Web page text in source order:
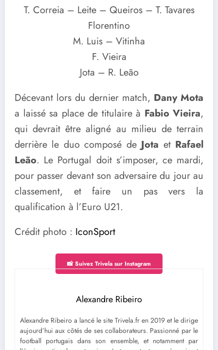
T. Correia – Leite – Queiros – T. Tavares
Florentino
M. Luis – Vitinha
F. Vieira
Jota – R. Leão
Décevant lors du dernier match, Dany Mota
a laissé sa place de titulaire à Fabio Vieira,
qui devrait être aligné au milieu de terrain
derrière le duo composé de Jota et Rafael
Leão. Le Portugal doit s’imposer, ce mardi,
pour passer devant son adversaire du jour au
classement, et faire un pas vers la
qualification à l’Euro U21.
Crédit photo : IconSport
📸 Suivez Trivela sur Instagram
Alexandre Ribeiro
Alexandre Ribeiro a lancé le site Trivela.fr en 2019 et le dirige
aujourd’hui aux côtés de ses collaborateurs. Passionné par le
football portugais dans son ensemble, et notamment par